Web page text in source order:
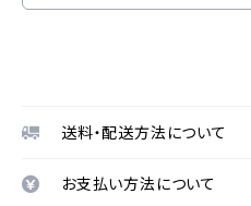
送料・配送方法について
お支払い方法について